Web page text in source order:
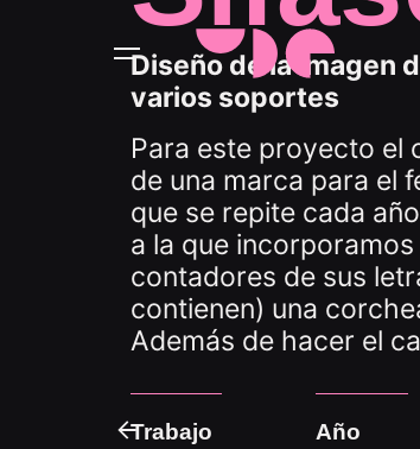
Diseño de la imagen
varios soportes
Para este proyecto el
de una marca para el
que se repite cada
a la que
contadores de sus
contienen) una
Además de hacer el
Trabajo Año